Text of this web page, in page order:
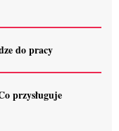
do pracy
przysługuje